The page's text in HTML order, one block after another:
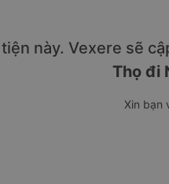
này. Vexere sẽ
Thọ đi
Xin bạn